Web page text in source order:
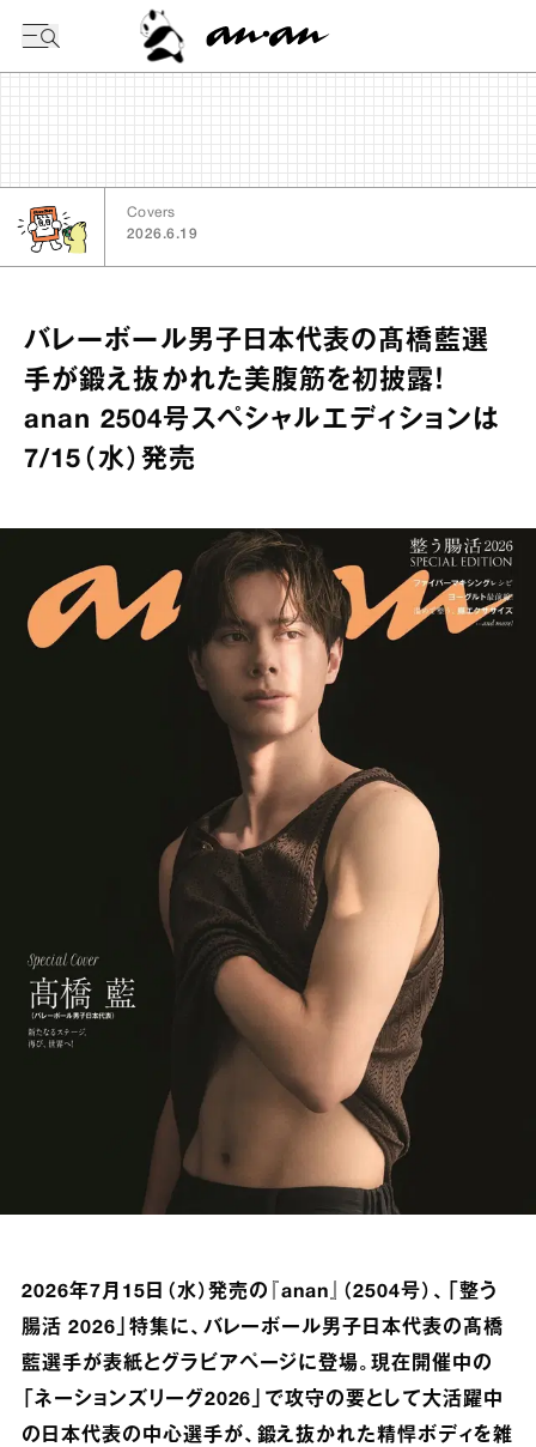
Covers
2026.6.19
バレーボール男子日本代表の髙橋藍選
手が鍛え抜かれた美腹筋を初披露！
anan 2504号スペシャルエディションは
7/15（水）発売
2026年7月15日（水）発売の『anan』（2504号）、「整う
腸活 2026」特集に、バレーボール男子日本代表の髙橋
藍選手が表紙とグラビアページに登場。現在開催中の
「ネーションズリーグ2026」で攻守の要として大活躍中
の日本代表の中心選手が、鍛え抜かれた精悍ボディを雑